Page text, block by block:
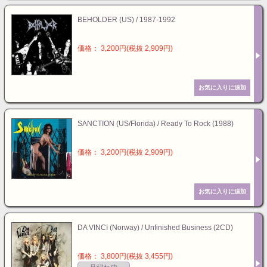
BEHOLDER (US) / 1987-1992
価格： 3,200円(税抜 2,909円)
SANCTION (US/Florida) / Ready To Rock (1988)
価格： 3,200円(税抜 2,909円)
DA VINCI (Norway) / Unfinished Business (2CD)
価格： 3,800円(税抜 3,455円)